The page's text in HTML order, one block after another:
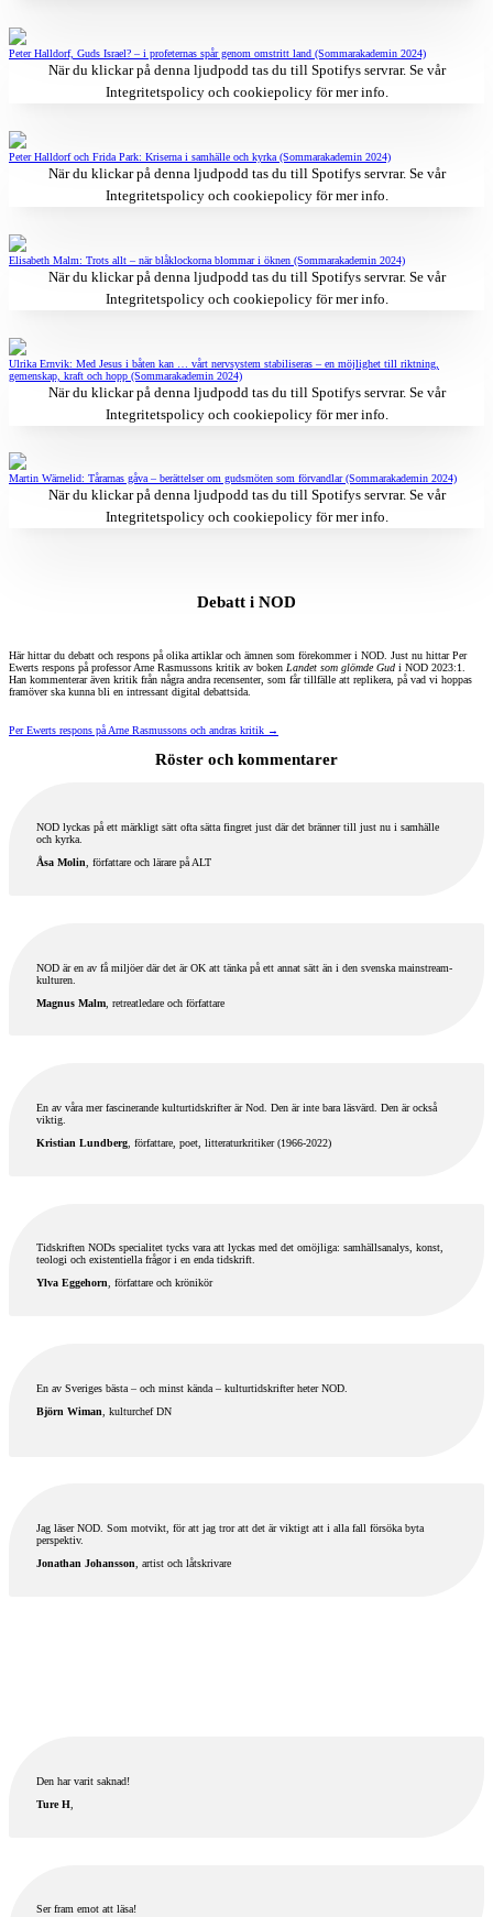
Peter Halldorf, Guds Israel? – i profeternas spår genom omstritt land (Sommarakademin 2024)
När du klickar på denna ljudpodd tas du till Spotifys servrar. Se vår
Integritetspolicy och cookiepolicyför mer info.
Peter Halldorf och Frida Park: Kriserna i samhälle och kyrka (Sommarakademin 2024)
När du klickar på denna ljudpodd tas du till Spotifys servrar. Se vår
Integritetspolicy och cookiepolicyför mer info.
Elisabeth Malm: Trots allt – när blåklockorna blommar i öknen (Sommarakademin 2024)
När du klickar på denna ljudpodd tas du till Spotifys servrar. Se vår
Integritetspolicy och cookiepolicyför mer info.
Ulrika Ernvik: Med Jesus i båten kan … vårt nervsystem stabiliseras – en möjlighet till riktning,
gemenskap, kraft och hopp (Sommarakademin 2024)
När du klickar på denna ljudpodd tas du till Spotifys servrar. Se vår
Integritetspolicy och cookiepolicyför mer info.
Martin Wärnelid: Tårarnas gåva – berättelser om gudsmöten som förvandlar (Sommarakademin 2024)
När du klickar på denna ljudpodd tas du till Spotifys servrar. Se vår
Integritetspolicy och cookiepolicyför mer info.
Debatt i NOD
Här hittar du debatt och respons på olika artiklar och ämnen som förekommer i NOD. Just nu hittar Per
Ewerts respons på professor Arne Rasmussons kritik av boken Landet som glömde Gud i NOD 2023:1.
Han kommenterar även kritik från några andra recensenter, som får tillfälle att replikera, på vad vi hoppas
framöver ska kunna bli en intressant digital debattsida.
Per Ewerts respons på Arne Rasmussons och andras kritik →
Röster och kommentarer
NOD lyckas på ett märkligt sätt ofta sätta fingret just där det bränner till just nu i samhälle
och kyrka.
Åsa Molin , författare och lärare på ALT
NOD är en av få miljöer där det är OK att tänka på ett annat sätt än i den svenska mainstream-
kulturen.
Magnus Malm, retreatledare och författare
En av våra mer fascinerande kulturtidskrifter är Nod. Den är inte bara läsvärd. Den är också
viktig.
Kristian Lundberg, författare, poet, litteraturkritiker (1966-2022)
Tidskriften NODs specialitet tycks vara att lyckas med det omöjliga: samhällsanalys, konst,
teologi och existentiella frågor i en enda tidskrift.
Ylva Eggehorn, författare och krönikör
En av Sveriges bästa – och minst kända – kulturtidskrifter heter NOD.
Björn Wiman , kulturchef DN
Jag läser NOD. Som motvikt, för att jag tror att det är viktigt att i alla fall försöka byta
perspektiv.
Jonathan Johansson , artist och låtskrivare
Den har varit saknad!
Ture H,
Ser fram emot att läsa!